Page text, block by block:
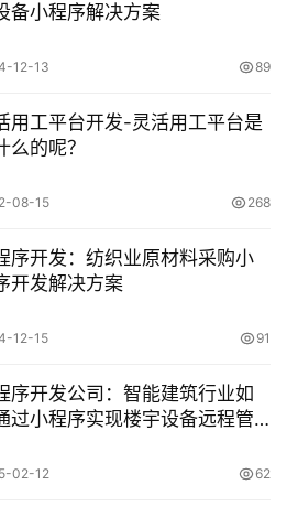
备小程序解决方案
12-13 89
用工平台开发-灵活用工平台是
么的呢？
08-15 268
序开发：纺织业原材料采购小
开发解决方案
12-15 91
序开发公司：智能建筑行业如
过小程序实现楼宇设备远程管
02-12 62